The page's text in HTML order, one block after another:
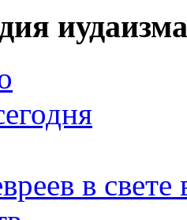
иудаизма
в